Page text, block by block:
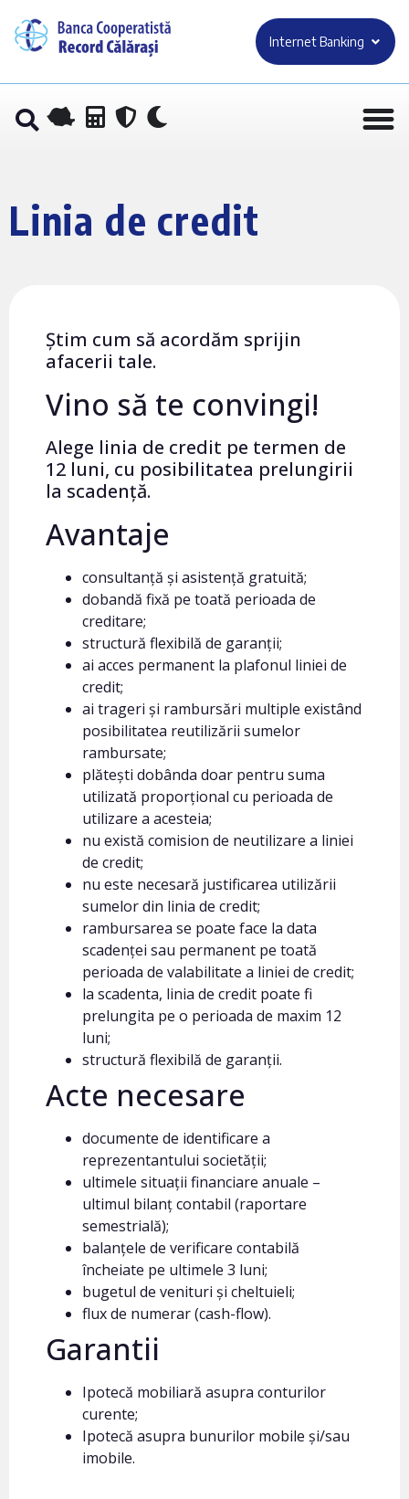
Internet Banking
Linia de credit
Știm cum să acordăm sprijin
afacerii tale.
Vino să te convingi!
Alege linia de credit pe termen de
12 luni, cu posibilitatea prelungirii
la scadență.
Avantaje
consultanță și asistență gratuită;
dobandă fixă pe toată perioada de
creditare;
structură flexibilă de garanții;
ai acces permanent la plafonul liniei de
credit;
ai trageri și rambursări multiple existând
posibilitatea reutilizării sumelor
rambursate;
plătești dobânda doar pentru suma
utilizată proporțional cu perioada de
utilizare a acesteia;
nu există comision de neutilizare a liniei
de credit;
nu este necesară justificarea utilizării
sumelor din linia de credit;
rambursarea se poate face la data
scadenței sau permanent pe toată
perioada de valabilitate a liniei de credit;
la scadenta, linia de credit poate fi
prelungita pe o perioada de maxim 12
luni;
structură flexibilă de garanții.
Acte necesare
documente de identificare a
reprezentantului societății;
ultimele situații financiare anuale –
ultimul bilanț contabil (raportare
semestrială);
balanțele de verificare contabilă
încheiate pe ultimele 3 luni;
bugetul de venituri și cheltuieli;
flux de numerar (cash-flow).
Garantii
Ipotecă mobiliară asupra conturilor
curente;
Ipotecă asupra bunurilor mobile și/sau
imobile.